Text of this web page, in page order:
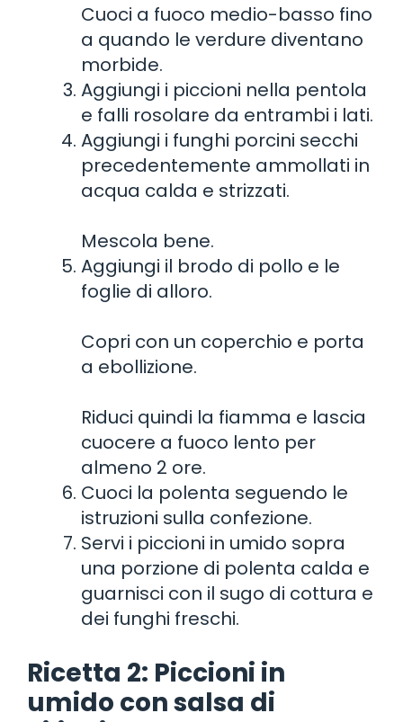
Cuoci a fuoco medio-basso fino
a quando le verdure diventano
morbide.
Aggiungi i piccioni nella pentola
e falli rosolare da entrambi i lati.
Aggiungi i funghi porcini secchi
precedentemente ammollati in
acqua calda e strizzati.
Mescola bene.
Aggiungi il brodo di pollo e le
foglie di alloro.
Copri con un coperchio e porta
a ebollizione.
Riduci quindi la fiamma e lascia
cuocere a fuoco lento per
almeno 2 ore.
Cuoci la polenta seguendo le
istruzioni sulla confezione.
Servi i piccioni in umido sopra
una porzione di polenta calda e
guarnisci con il sugo di cottura e
dei funghi freschi.
Ricetta 2: Piccioni in
umido con salsa di